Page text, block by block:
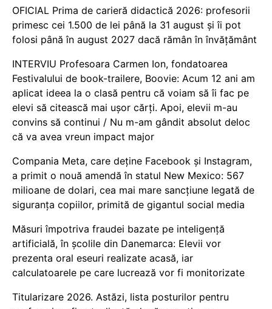
OFICIAL Prima de carieră didactică 2026: profesorii
primesc cei 1.500 de lei până la 31 august și îi pot
folosi până în august 2027 dacă rămân în învățământ
INTERVIU Profesoara Carmen Ion, fondatoarea
Festivalului de book-trailere, Boovie: Acum 12 ani am
aplicat ideea la o clasă pentru că voiam să îi fac pe
elevi să citească mai ușor cărți. Apoi, elevii m-au
convins să continui / Nu m-am gândit absolut deloc
că va avea vreun impact major
Compania Meta, care deține Facebook și Instagram,
a primit o nouă amendă în statul New Mexico: 567
milioane de dolari, cea mai mare sancțiune legată de
siguranța copiilor, primită de gigantul social media
Măsuri împotriva fraudei bazate pe inteligență
artificială, în școlile din Danemarca: Elevii vor
prezenta oral eseuri realizate acasă, iar
calculatoarele pe care lucrează vor fi monitorizate
Titularizare 2026. Astăzi, lista posturilor pentru